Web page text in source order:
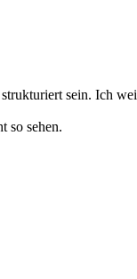
sein. Ich
so sehen.